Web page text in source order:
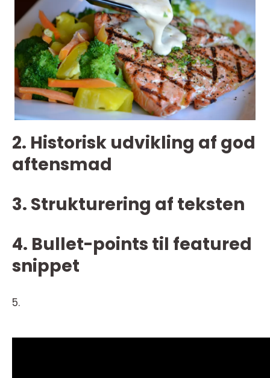
2. Historisk udvikling af god
aftensmad
3. Strukturering af teksten
4. Bullet-points til featured
snippet
5.